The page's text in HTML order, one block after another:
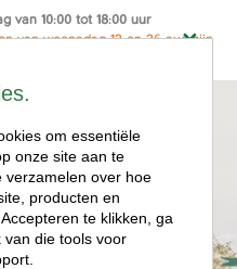
van 10:00 tot 18:00 uur
van woensdag 12 en 26 aug zijn
om essentiële
onze site aan te
verzamelen over hoe
producten en
te klikken, ga
van die tools voor